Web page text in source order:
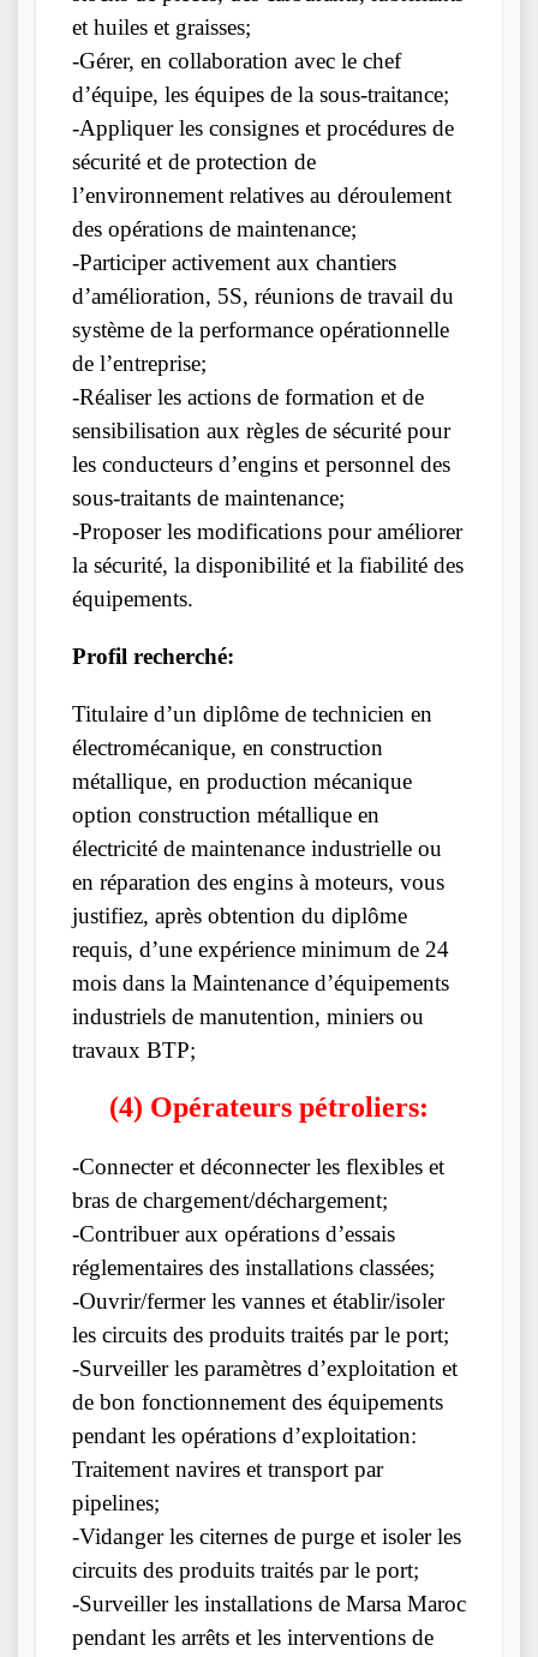
et huiles et graisses;
-Gérer, en collaboration avec le chef
d’équipe, les équipes de la sous-traitance;
-Appliquer les consignes et procédures de
sécurité et de protection de
l’environnement relatives au déroulement
des opérations de maintenance;
-Participer activement aux chantiers
d’amélioration, 5S, réunions de travail du
système de la performance opérationnelle
de l’entreprise;
-Réaliser les actions de formation et de
sensibilisation aux règles de sécurité pour
les conducteurs d’engins et personnel des
sous-traitants de maintenance;
-Proposer les modifications pour améliorer
la sécurité, la disponibilité et la fiabilité des
équipements.
Profil recherché:
Titulaire d’un diplôme de technicien en
électromécanique, en construction
métallique, en production mécanique
option construction métallique en
électricité de maintenance industrielle ou
en réparation des engins à moteurs, vous
justifiez, après obtention du diplôme
requis, d’une expérience minimum de 24
mois dans la Maintenance d’équipements
industriels de manutention, miniers ou
travaux BTP;
(4) Opérateurs pétroliers:
-Connecter et déconnecter les flexibles et
bras de chargement/déchargement;
-Contribuer aux opérations d’essais
réglementaires des installations classées;
-Ouvrir/fermer les vannes et établir/isoler
les circuits des produits traités par le port;
-Surveiller les paramètres d’exploitation et
de bon fonctionnement des équipements
pendant les opérations d’exploitation:
Traitement navires et transport par
pipelines;
-Vidanger les citernes de purge et isoler les
circuits des produits traités par le port;
-Surveiller les installations de Marsa Maroc
pendant les arrêts et les interventions de